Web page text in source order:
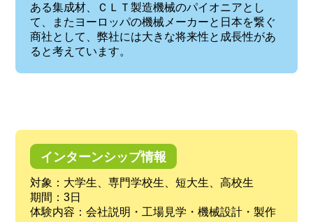
ある集成材、ＣＬＴ製造機械のパイオニアとし
て、またヨーロッパの機械メーカーと日本を繋ぐ
商社として、弊社には大きな将来性と成長性があ
ると考えています。
インターンシップ情報
対象：大学生、専門学校生、短大生、高校生
期間：3日
体験内容：会社説明・工場見学・機械設計・製作